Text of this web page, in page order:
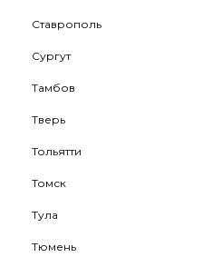
Ставрополь
Сургут
Тамбов
Тверь
Тольятти
Томск
Тула
Тюмень